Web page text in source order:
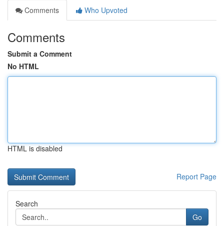
Comments
Who Upvoted
Comments
Submit a Comment
No HTML
HTML is disabled
Report Page
Search
Go